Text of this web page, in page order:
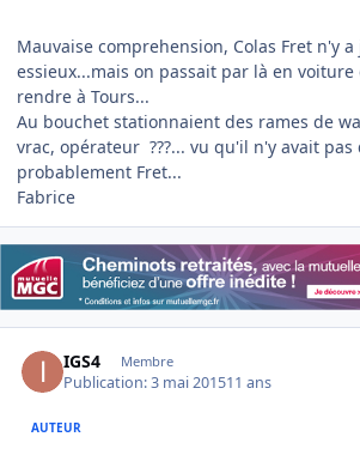
Mauvaise comprehension, Colas Fret n'y
essieux...mais on passait par là en
rendre à Tours...
Au bouchet stationnaient des rames de
vrac, opérateur ???... vu qu'il n'y avait
probablement Fret...
Fabrice
IGS4 Membre
Publication:3 mai 201511 ans
AUTEUR